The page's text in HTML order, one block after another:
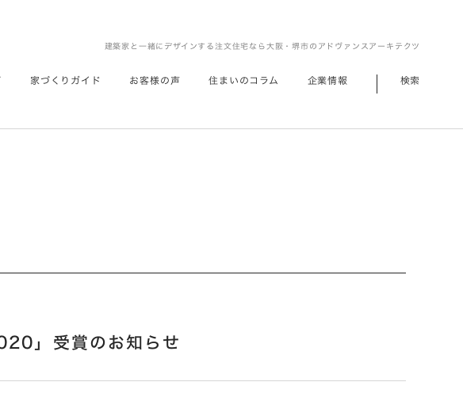
建築家と一緒にデザインする注文住宅なら大阪・堺市のアドヴァンスアーキテクツ
家づくりガイド お客様の声 住まいのコラム 企業情報 検索
」受賞のお知らせ